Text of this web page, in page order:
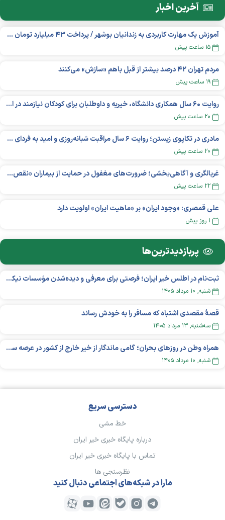
آخرین اخبار
آموزش یک مهارت کاربردی به زندانیان بوشهر / پرداخت ۴۳ میلیارد تومان تسهیلات خوداشتغالی
۱۵ ساعت پیش
مردم تهران ۴۲ درصد بیشتر از قبل باهم «سازش» می‌کنند
۱۹ ساعت پیش
روایت ۶۰ سال همکاری دانشگاه، خیریه و داوطلبان برای کودکان نیازمند در استرالیا
۲۰ ساعت پیش
مادری در تکاپوی زیستن؛ روایت ۶ سال مراقبت شبانه‌روزی و امید به فردای «نورا»
۲۰ ساعت پیش
غربالگری و آگاهی‌بخشی؛ ضرورت‌های مغفول در حمایت از بیماران «نقص ایمنی اولیه»
۲۲ ساعت پیش
علی قمصری: «وجود ایران» بر «ماهیت ایران» اولویت دارد
۱ روز پیش
پربازدید‌ترین‌ها
ثبت‌نام در اطلس خیر ایران؛ فرصتی برای معرفی و دیده‌شدن مؤسسات نیکوکاری
شنبه, ۱۰ مرداد ۱۴۰۵
قصهٔ مقصدی اشتباه که مسافر را به خودش رساند
سه‌شنبه, ۱۳ مرداد ۱۴۰۵
همراه وطن در روزهای بحران؛ گامی ماندگار از خیر خارج از کشور در عرصه سلامت
شنبه, ۱۰ مرداد ۱۴۰۵
دسترسی سریع
خط مشی
درباره پایگاه خبری خیر ایران
تماس با پایگاه خبری خیر ایران
نظرسنجی ها
مارا در شبکه‌های اجتماعی دنبال کنید